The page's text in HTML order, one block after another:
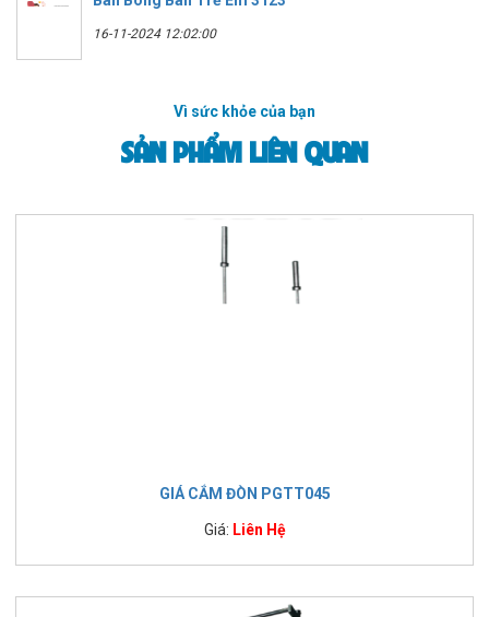
16-11-2024 12:02:00
Vì sức khỏe của bạn
SẢN PHẨM LIÊN QUAN
GIÁ CẮM ĐÒN PGTT045
Giá: Liên Hệ